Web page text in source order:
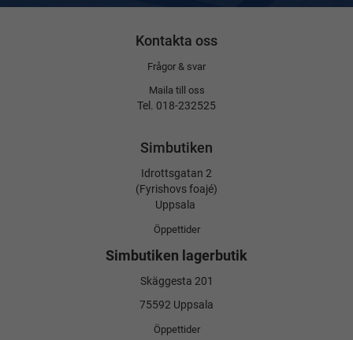
Kontakta oss
Frågor & svar
Maila till oss
Tel. 018-232525
Simbutiken
Idrottsgatan 2
(Fyrishovs foajé)
Uppsala
Öppettider
Simbutiken lagerbutik
Skäggesta 201
75592 Uppsala
Öppettider